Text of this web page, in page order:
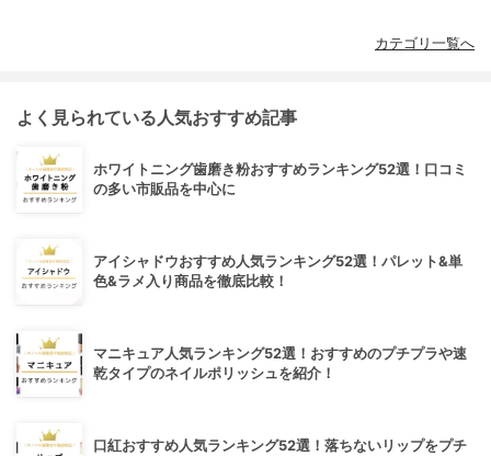
カテゴリ一覧へ
よく見られている人気おすすめ記事
ホワイトニング歯磨き粉おすすめランキング52選！口コミ
の多い市販品を中心に
アイシャドウおすすめ人気ランキング52選！パレット&単
色&ラメ入り商品を徹底比較！
マニキュア人気ランキング52選！おすすめのプチプラや速
乾タイプのネイルポリッシュを紹介！
口紅おすすめ人気ランキング52選！落ちないリップをプチ